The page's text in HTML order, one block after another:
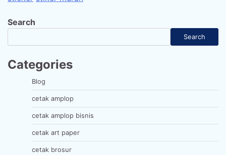
Search
Search
Categories
Blog
cetak amplop
cetak amplop bisnis
cetak art paper
cetak brosur